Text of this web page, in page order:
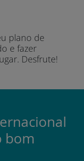
plano de
e fazer
Desfrute!
bom